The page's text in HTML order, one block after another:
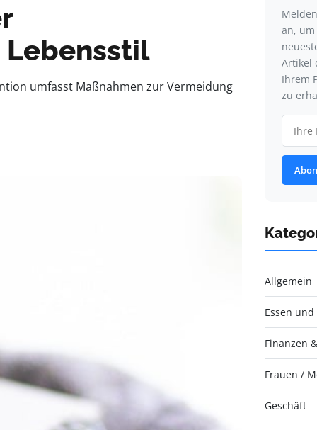
Lebensstil
umfasst Maßnahmen zur Vermeidung
an,
Artikel
Ihrem
zu
Allgemein
Essen
Finanzen
Frauen /
Geschäft